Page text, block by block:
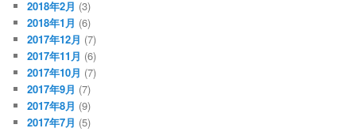
2018年2月 (3)
2018年1月 (6)
2017年12月 (7)
2017年11月 (6)
2017年10月 (7)
2017年9月 (7)
2017年8月 (9)
2017年7月 (5)